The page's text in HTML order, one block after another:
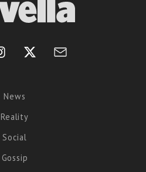
News
Reality
Social
Gossip